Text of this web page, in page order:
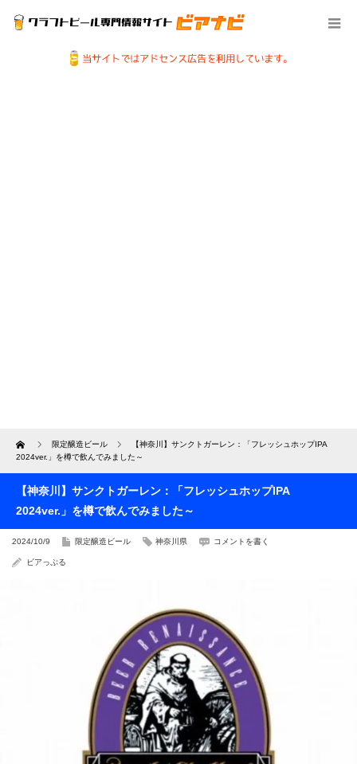
Home 限定醸造ビール
【神奈川】サンクトガーレン：「フレッシュホップIPA
2024ver.」を樽で飲んでみました～
【神奈川】サンクトガーレン：「フレッシュホップIPA
2024ver.」を樽で飲んでみました～
2024/10/9 限定醸造ビール 神奈川県 コメントを書く
ビアっぷる